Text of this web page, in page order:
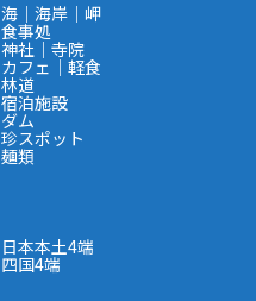
海｜海岸｜岬
食事処
神社｜寺院
カフェ｜軽食
林道
宿泊施設
ダム
珍スポット
麺類
日本本土4端
四国4端